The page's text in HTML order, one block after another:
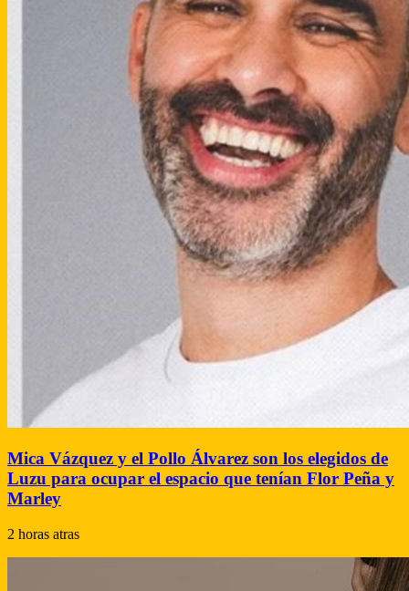
Mica Vázquez y el Pollo Álvarez son los elegidos de
Luzu para ocupar el espacio que tenían Flor Peña y
Marley
2 horas atras